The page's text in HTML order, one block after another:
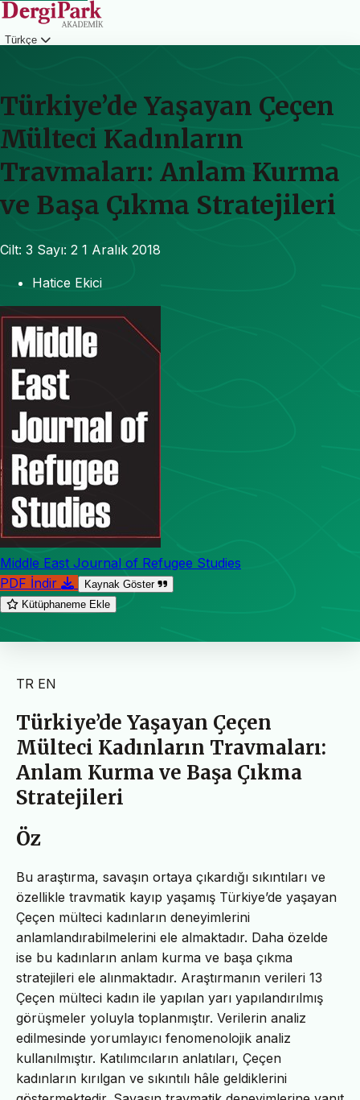
Türkçe
Türkiye’de Yaşayan Çeçen
Mülteci Kadınların
Travmaları: Anlam Kurma
ve Başa Çıkma Stratejileri
Cilt: 3 Sayı: 2 1 Aralık 2018
Hatice Ekici
Middle East Journal of Refugee Studies
PDF İndir
Kaynak Göster
Kütüphaneme Ekle
TR EN
Türkiye’de Yaşayan Çeçen
Mülteci Kadınların Travmaları:
Anlam Kurma ve Başa Çıkma
Stratejileri
Öz
Bu araştırma, savaşın ortaya çıkardığı sıkıntıları ve
özellikle travmatik kayıp yaşamış Türkiye’de yaşayan
Çeçen mülteci kadınların deneyimlerini
anlamlandırabilmelerini ele almaktadır. Daha özelde
ise bu kadınların anlam kurma ve başa çıkma
stratejileri ele alınmaktadır. Araştırmanın verileri 13
Çeçen mülteci kadın ile yapılan yarı yapılandırılmış
görüşmeler yoluyla toplanmıştır. Verilerin analiz
edilmesinde yorumlayıcı fenomenolojik analiz
kullanılmıştır. Katılımcıların anlatıları, Çeçen
kadınların kırılgan ve sıkıntılı hâle geldiklerini